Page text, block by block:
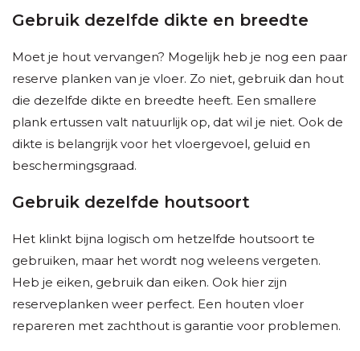
Gebruik dezelfde dikte en breedte
Moet je hout vervangen? Mogelijk heb je nog een paar
reserve planken van je vloer. Zo niet, gebruik dan hout
die dezelfde dikte en breedte heeft. Een smallere
plank ertussen valt natuurlijk op, dat wil je niet. Ook de
dikte is belangrijk voor het vloergevoel, geluid en
beschermingsgraad.
Gebruik dezelfde houtsoort
Het klinkt bijna logisch om hetzelfde houtsoort te
gebruiken, maar het wordt nog weleens vergeten.
Heb je eiken, gebruik dan eiken. Ook hier zijn
reserveplanken weer perfect. Een houten vloer
repareren met zachthout is garantie voor problemen.